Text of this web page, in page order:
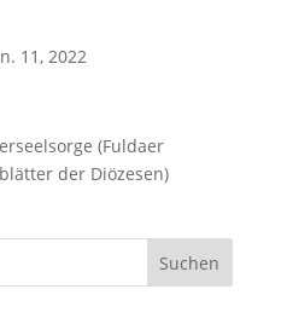
11, 2022
(Fuldaer
der Diözesen)